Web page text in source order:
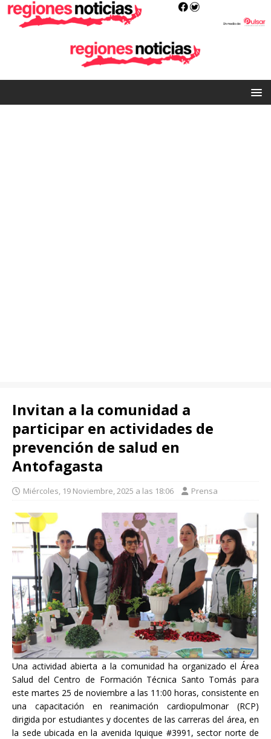
Invitan a la comunidad a
participar en actividades de
prevención de salud en
Antofagasta
Miércoles, 19 Noviembre, 2025 a las 18:06 Prensa
Una actividad abierta a la comunidad ha organizado el Área
Salud del Centro de Formación Técnica Santo Tomás para
este martes 25 de noviembre a las 11:00 horas, consistente en
una capacitación en reanimación cardiopulmonar (RCP)
dirigida por estudiantes y docentes de las carreras del área, en
la sede ubicada en la avenida Iquique #3991, sector norte de